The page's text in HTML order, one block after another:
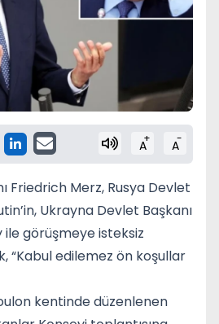
A+ A-
Friedrich Merz, Rusya Devlet
Ukrayna Devlet Başkanı
görüşmeye isteksiz
“Kabul edilemez ön koşullar
kentinde düzenlenen